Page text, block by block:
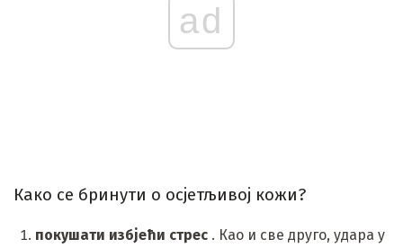
ad
Како се бринути о осјетљивој кожи?
покушати избјећи стрес . Као и све друго, удара у